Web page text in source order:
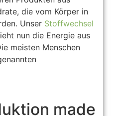
die vom Körper in
Unser Stoffwechsel
nun die Energie aus
meisten Menschen
made